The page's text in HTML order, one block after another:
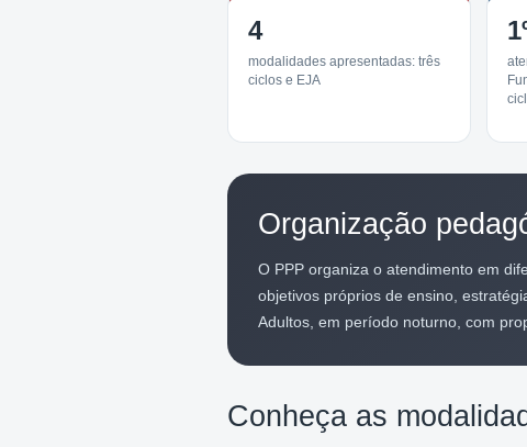
4
modalidades apresentadas: três
ciclos e EJA
Organização
O PPP organiza o atendimento em
objetivos próprios de ensino,
Adultos, em período noturno, com
Conheça as